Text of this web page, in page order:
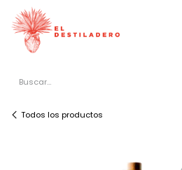
Ir al contenido
Todos los productos